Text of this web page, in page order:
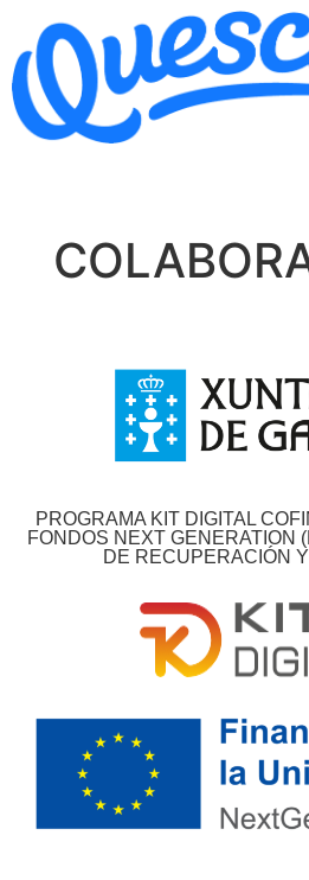
PROGRAMA KIT DIGITAL
FONDOS NEXT GENERATION
DE RECUPERACIÓN